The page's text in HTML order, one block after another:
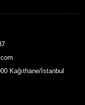
Kağıthane/İstanbul